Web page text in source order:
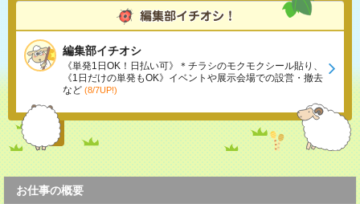
編集部イチオシ
《単発1日OK！日払い可》＊チラシのモクモクシール貼り、
《1日だけの単発もOK》イベントや展示会場での設営・撤去
など (8/7UP!)
お仕事の概要